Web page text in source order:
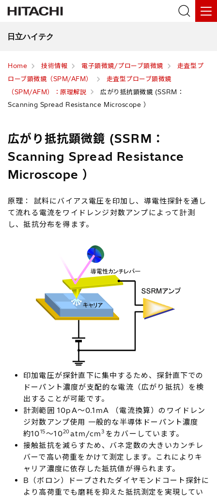
日立ハイテク
Home 技術情報 電子顕微鏡/プローブ顕微鏡
走査型プ
ローブ顕微鏡（SPM/AFM）
走査型プローブ顕微鏡
（SPM/AFM）：原理解説
広がり抵抗顕微鏡 (SSRM：
Scanning Spread Resistance Microscope ）
広がり抵抗顕微鏡 (SSRM：
Scanning Spread Resistance
Microscope ）
原理： 試料にバイアス電圧を印加し、導電性探針を通し
て流れる電流をワイドレンジ対数アンプによって計測
し、抵抗分布を得ます。
印加電圧が探針直下に集中するため、探針直下での
ドーパント濃度が支配的な電流（広がり抵抗）を検
出することが可能です。
計測範囲 10pA～0.1mA （電流換算）のワイドレン
ジ対数アンプ使用 一般的な半導体ドーパント濃度
約1015～1020atm/cm3 をカバーしています。
接触抵抗を減らすため、バネ定数の大きいカンチレ
バーで高い荷重をかけて測定します。これによりキ
ャリア濃度に依存した抵抗値が得られます。
B（ボロン）ドープされたダイヤモンドコート探針に
より高荷重でも磨耗を抑えた抵抗測定を実現してい